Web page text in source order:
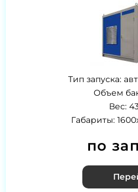
Тип запуска:
Объем
Вес:
Габариты:
по